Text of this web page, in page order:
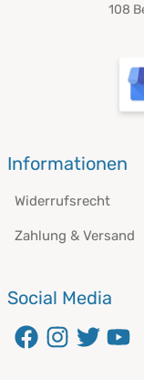
108
Informationen
Widerrufsrecht
Zahlung & Versand
Social Media